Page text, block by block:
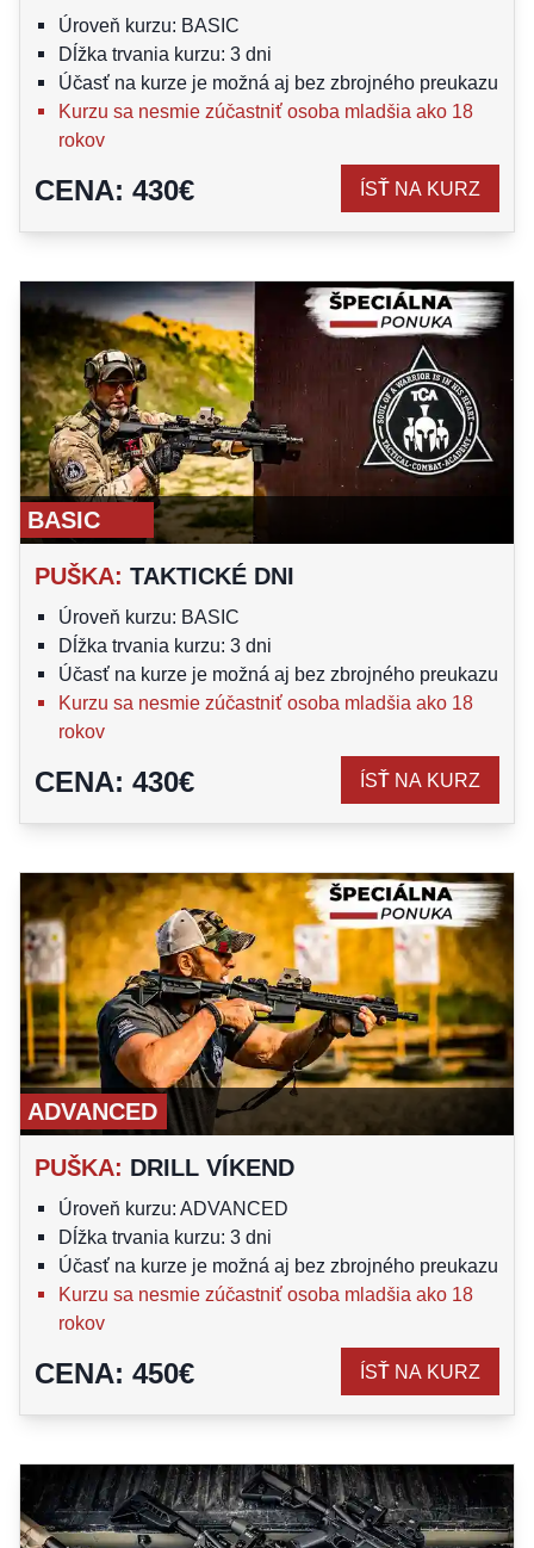
Úroveň kurzu: BASIC
Dĺžka trvania kurzu: 3 dni
Účasť na kurze je možná aj bez zbrojného preukazu
Kurzu sa nesmie zúčastniť osoba mladšia ako 18
rokov
CENA: 430€ ÍSŤ NA KURZ
BASIC
PUŠKA: TAKTICKÉ DNI
Úroveň kurzu: BASIC
Dĺžka trvania kurzu: 3 dni
Účasť na kurze je možná aj bez zbrojného preukazu
Kurzu sa nesmie zúčastniť osoba mladšia ako 18
rokov
CENA: 430€ ÍSŤ NA KURZ
ADVANCED
PUŠKA: DRILL VÍKEND
Úroveň kurzu: ADVANCED
Dĺžka trvania kurzu: 3 dni
Účasť na kurze je možná aj bez zbrojného preukazu
Kurzu sa nesmie zúčastniť osoba mladšia ako 18
rokov
CENA: 450€ ÍSŤ NA KURZ